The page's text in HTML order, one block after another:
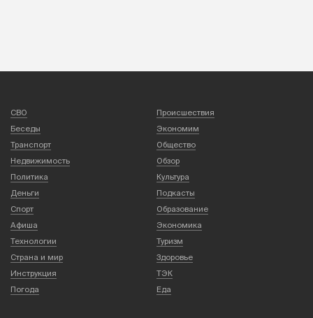
СВО
Происшествия
Беседы
Экономим
Транспорт
Общество
Недвижимость
Обзор
Политика
Культура
Деньги
Подкасты
Спорт
Образование
Афиша
Экономика
Технологии
Туризм
Страна и мир
Здоровье
Инструкция
ТЭК
Погода
Еда